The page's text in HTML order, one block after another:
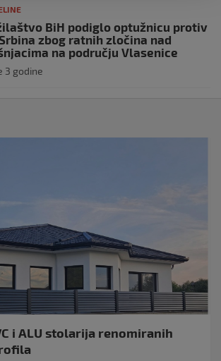
BiH podiglo optužnicu protiv
zbog ratnih zločina nad
na području Vlasenice
3 godine
i ALU stolarija renomiranih